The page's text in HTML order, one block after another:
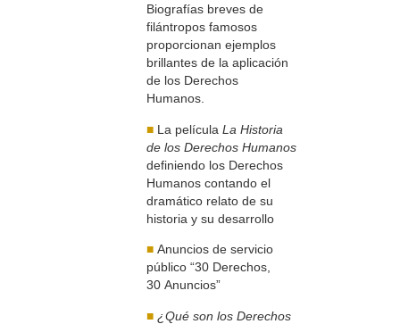
Biografías breves de
filántropos famosos
proporcionan ejemplos
brillantes de la aplicación
de los Derechos
Humanos.
■ La película La Historia
de los Derechos Humanos
definiendo los Derechos
Humanos contando el
dramático relato de su
historia y su desarrollo
■ Anuncios de servicio
público “30 Derechos,
30 Anuncios”
■ ¿Qué son los Derechos